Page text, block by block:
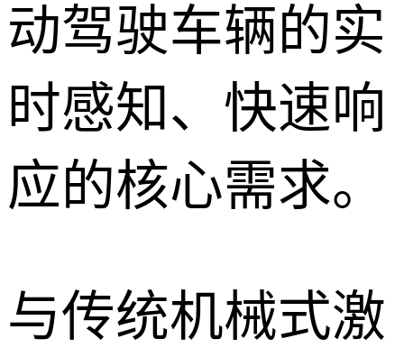
动驾驶车辆的实
时感知、快速响
应的核心需求。
与传统机械式激